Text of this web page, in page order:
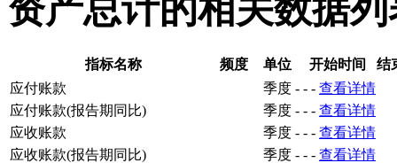
资产总计的相关数据列
指标名称 频度 单位 开始时间
结
应付账款
季度 - - - 查看详情
应付账款(报告期同比)
季度 - - - 查看详情
应收账款
季度 - - - 查看详情
应收账款(报告期同比)
季度 - - - 查看详情